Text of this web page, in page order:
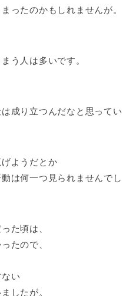
ったのかもしれませんが。
う人は多いです。
成り立つんだなと思ってい
ようだとか
は何一つ見られませんでし
た頃は、
たので、
い
したが。